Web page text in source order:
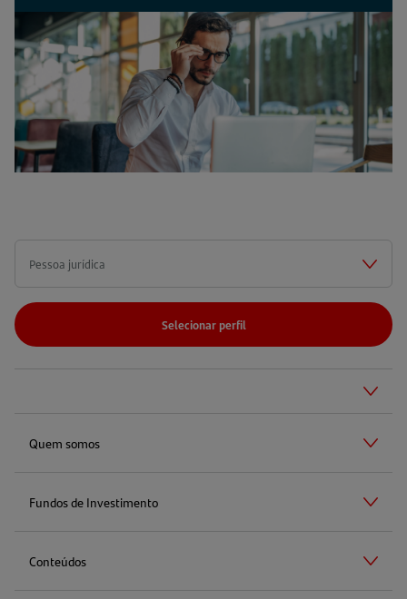
UMA
NOVA
ABA)
Selecionar perfil
Quem somos
Fundos de Investimento
Conteúdos